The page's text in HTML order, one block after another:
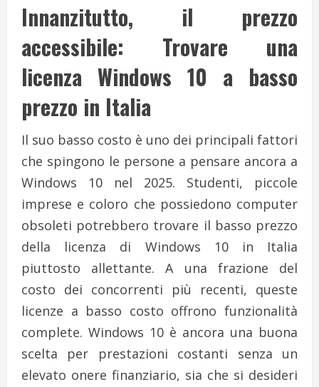
Innanzitutto, il prezzo
accessibile: Trovare una
licenza Windows 10 a basso
prezzo in Italia
Il suo basso costo è uno dei principali fattori
che spingono le persone a pensare ancora a
Windows 10 nel 2025. Studenti, piccole
imprese e coloro che possiedono computer
obsoleti potrebbero trovare il basso prezzo
della licenza di Windows 10 in Italia
piuttosto allettante. A una frazione del
costo dei concorrenti più recenti, queste
licenze a basso costo offrono funzionalità
complete. Windows 10 è ancora una buona
scelta per prestazioni costanti senza un
elevato onere finanziario, sia che si desideri